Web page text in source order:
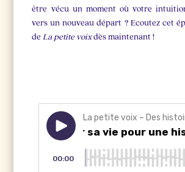
être vécu un moment où votre
vers un nouveau départ ? Ecoutez cet
de La petite voixdès maintenant !